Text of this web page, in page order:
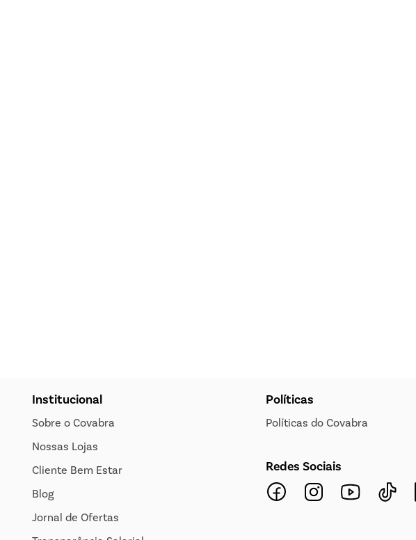
Institucional
Sobre o Covabra
Nossas Lojas
Cliente Bem Estar
Blog
Jornal de Ofertas
Políticas
Políticas do Covabra
Redes Sociais